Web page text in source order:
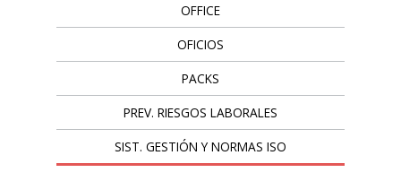
OFFICE
OFICIOS
PACKS
PREV. RIESGOS LABORALES
SIST. GESTIÓN Y NORMAS ISO